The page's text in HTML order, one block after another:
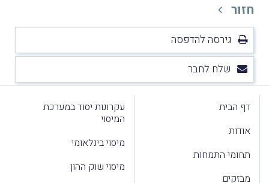
חזור
גירסה להדפסה
שלח לחבר
דף הבית
אודות
תחומי התמחות
מבזקים
עקרונות יסוד במערכת
המיסוי
מיסוי בינלאומי
מיסוי שוק ההון